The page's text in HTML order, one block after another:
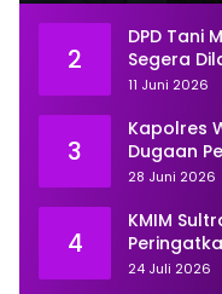
2
DPD Tani
Segera
11 Juni 2026
3
Kapolres
Dugaan
Dua
28 Juni 2026
4
KMIM
Proses
24 Juli 2026